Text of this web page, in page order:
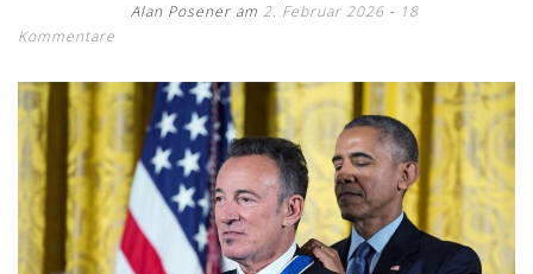
Alan Posener am 2. Februar 2026
18
Kommentare